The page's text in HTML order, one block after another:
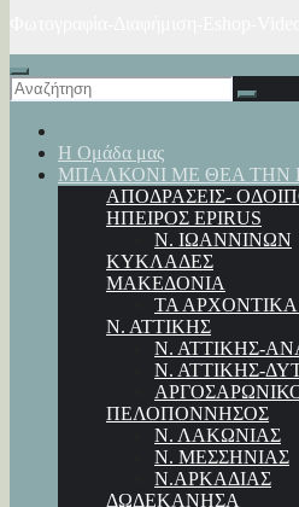
Η Ομάδα μας
ΜΠΑΛΚΟΝΙ ΜΕ ΘΕΑ ΤΗΝ
ΑΠΟΔΡΑΣΕΙΣ-
ΗΠΕΙΡΟΣ EPIRUS
Ν. ΙΩΑΝΝΙΝΩΝ
ΚΥΚΛΑΔΕΣ
ΜΑΚΕΔΟΝΙΑ
ΤΑ
Ν. ΑΤΤΙΚΗΣ
Ν. ΑΤΤΙΚΗΣ-
Ν. ΑΤΤΙΚΗΣ-
ΠΕΛΟΠΟΝΝΗΣΟΣ
Ν. ΛΑΚΩΝΙΑΣ
Ν. ΜΕΣΣΗΝΙΑΣ
Ν.ΑΡΚΑΔΙΑΣ
ΔΩΔΕΚΑΝΗΣΑ